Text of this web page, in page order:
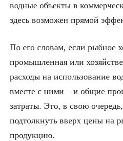
водные объекты в
здесь возможен прямой
По его словам, если рыбное
промышленная или
расходы на использование
вместе с ними – и общие
затраты. Это, в свою
подтолкнуть вверх цены на
продукцию.